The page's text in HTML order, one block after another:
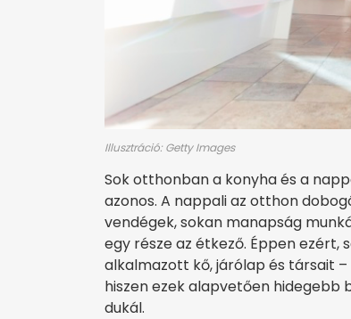
Illusztráció: Getty Images
Sok otthonban a konyha és a
azonos. A nappali az otthon
vendégek, sokan manapság
egy része az étkező. Éppen
alkalmazott kő, járólap és társait
hiszen ezek alapvetően hidegebb
dukál.